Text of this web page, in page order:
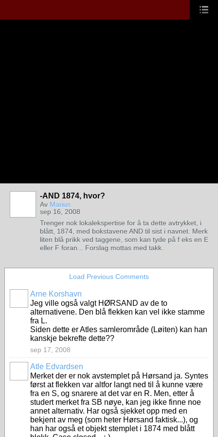
-AND 1874, hvor?
Av Marius
sep 16, 2008
Trenger nok lokalekspertise for å ta dette avtrykket, i
blått, 1874, med bokstavene AND til sist i navnet. Merk
liten blå prikk ved taggene, som kan tyde på f eks en E
eller F foran... Forslag mottas med takk.
Load Previous Comments
Arne Korshavn
Jeg ville også valgt HØRSAND av de to
alternativene. Den blå flekken kan vel ikke stamme
fra L.
Siden dette er Atles samlerområde (Løiten) kan han
kanskje bekrefte dette??
sep 17, 2008
Atle Edvardsen
Merket der er nok avstemplet på Hørsand ja. Syntes
først at flekken var altfor langt ned til å kunne være
fra en S, og snarere at det var en R. Men, etter å
studert merket fra SB nøye, kan jeg ikke finne noe
annet alternativ. Har også sjekket opp med en
bekjent av meg (som heter Hørsand faktisk...), og
han har også et objekt stemplet i 1874 med blått